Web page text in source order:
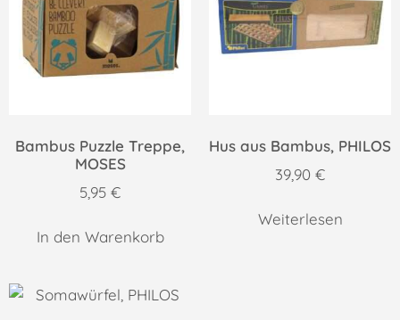
Bambus Puzzle Treppe,
MOSES
5,95 €
In den Warenkorb
Hus aus Bambus, PHILOS
39,90 €
Weiterlesen